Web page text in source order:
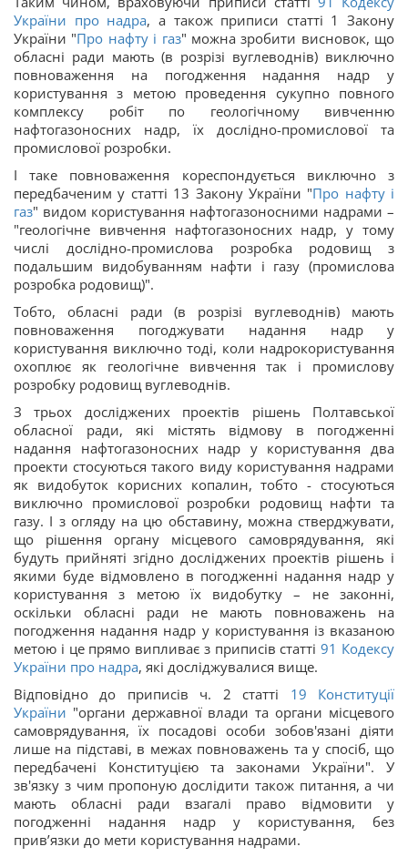
України про надра, а також приписи статті 1 Закону
України "Про нафту і газ" можна зробити висновок, що
обласні ради мають (в розрізі вуглеводнів) виключно
повноваження на погодження надання надр у
користування з метою проведення сукупно повного
комплексу робіт по геологічному вивченню
нафтогазоносних надр, їх дослідно-промислової та
промислової розробки.
І таке повноваження кореспондується виключно з
передбаченим у статті 13 Закону України "Про нафту і
газ" видом користування нафтогазоносними надрами –
"геологічне вивчення нафтогазоносних надр, у тому
числі дослідно-промислова розробка родовищ з
подальшим видобуванням нафти і газу (промислова
розробка родовищ)".
Тобто, обласні ради (в розрізі вуглеводнів) мають
повноваження погоджувати надання надр у
користування виключно тоді, коли надрокористування
охоплює як геологічне вивчення так і промислову
розробку родовищ вуглеводнів.
З трьох досліджених проектів рішень Полтавської
обласної ради, які містять відмову в погодженні
надання нафтогазоносних надр у користування два
проекти стосуються такого виду користування надрами
як видобуток корисних копалин, тобто - стосуються
виключно промислової розробки родовищ нафти та
газу. І з огляду на цю обставину, можна стверджувати,
що рішення органу місцевого самоврядування, які
будуть прийняті згідно досліджених проектів рішень і
якими буде відмовлено в погодженні надання надр у
користування з метою їх видобутку – не законні,
оскільки обласні ради не мають повноважень на
погодження надання надр у користування із вказаною
метою і це прямо випливає з приписів статті 91 Кодексу
України про надра, які досліджувалися вище.
Відповідно до приписів ч. 2 статті 19 Конституції
України "органи державної влади та органи місцевого
самоврядування, їх посадові особи зобов'язані діяти
лише на підставі, в межах повноважень та у спосіб, що
передбачені Конституцією та законами України". У
зв'язку з чим пропоную дослідити також питання, а чи
мають обласні ради взагалі право відмовити у
погодженні надання надр у користування, без
прив’язки до мети користування надрами.